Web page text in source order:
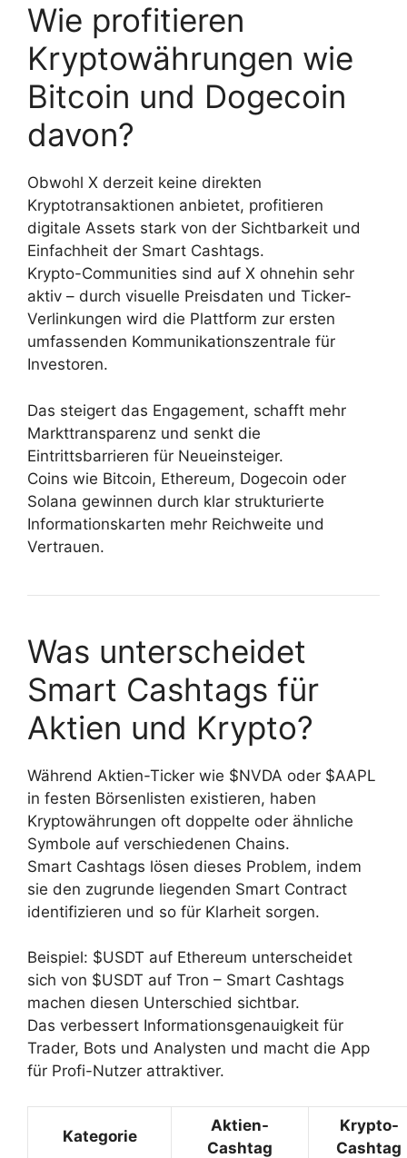
Wie profitieren
Kryptowährungen wie
Bitcoin und Dogecoin
davon?
Obwohl X derzeit keine direkten
Kryptotransaktionen anbietet, profitieren
digitale Assets stark von der Sichtbarkeit und
Einfachheit der Smart Cashtags.
Krypto-Communities sind auf X ohnehin sehr
aktiv – durch visuelle Preisdaten und Ticker-
Verlinkungen wird die Plattform zur ersten
umfassenden Kommunikationszentrale für
Investoren.
Das steigert das Engagement, schafft mehr
Markttransparenz und senkt die
Eintrittsbarrieren für Neueinsteiger.
Coins wie Bitcoin, Ethereum, Dogecoin oder
Solana gewinnen durch klar strukturierte
Informationskarten mehr Reichweite und
Vertrauen.
Was unterscheidet
Smart Cashtags für
Aktien und Krypto?
Während Aktien-Ticker wie $NVDA oder $AAPL
in festen Börsenlisten existieren, haben
Kryptowährungen oft doppelte oder ähnliche
Symbole auf verschiedenen Chains.
Smart Cashtags lösen dieses Problem, indem
sie den zugrunde liegenden Smart Contract
identifizieren und so für Klarheit sorgen.
Beispiel: $USDT auf Ethereum unterscheidet
sich von $USDT auf Tron – Smart Cashtags
machen diesen Unterschied sichtbar.
Das verbessert Informationsgenauigkeit für
Trader, Bots und Analysten und macht die App
für Profi-Nutzer attraktiver.
Kategorie
Aktien-
Cashtag
Krypto-
Cashtag